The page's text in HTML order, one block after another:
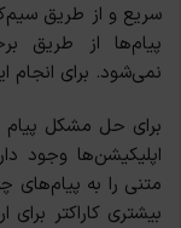
سریع و از طریق
پیام‌ها از طریق
نمی‌شود. برای انجام
برای حل مشکل پیام
اپلیکیشن‌ها وجود
متنی را به پیام‌های
بیشتری کاراکتر